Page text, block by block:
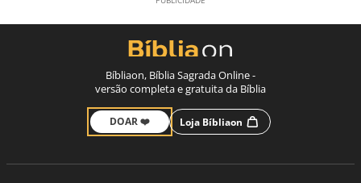
Bíbliaon, Bíblia Sagrada Online -
versão completa e gratuita da Bíblia
DOAR ❤️ Loja Bíbliaon